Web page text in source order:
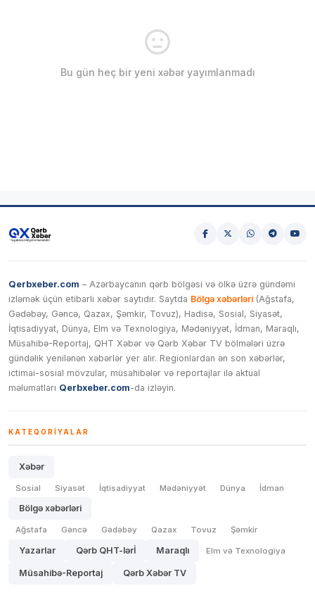
Bu gün heç bir yeni xəbər yayımlanmadı
Qerbxeber.com – Azərbaycanın qərb bölgəsi və ölkə üzrə gündəmi
izləmək üçün etibarlı xəbər saytıdır. Saytda Bölgə xəbərləri (Ağstafa,
Gədəbəy, Gəncə, Qazax, Şəmkir, Tovuz), Hadisə, Sosial, Siyasət,
İqtisadiyyat, Dünya, Elm və Texnologiya, Mədəniyyət, İdman, Maraqlı,
Müsahibə-Reportaj, QHT Xəbər və Qərb Xəbər TV bölmələri üzrə
gündəlik yenilənən xəbərlər yer alır. Regionlardan ən son xəbərlər,
ictimai-sosial mövzular, müsahibələr və reportajlar ilə aktual
məlumatları Qerbxeber.com-da izləyin.
KATEQORIYALAR
Xəbər
Sosial Siyasət İqtisadiyyat Mədəniyyət Dünya İdman
Bölgə xəbərləri
Ağstafa Gəncə Gədəbəy Qazax Tovuz Şəmkir
Yazarlar Qərb QHT-lərİ Maraqlı Elm və Texnologiya
Müsahibə-Reportaj Qərb Xəbər TV